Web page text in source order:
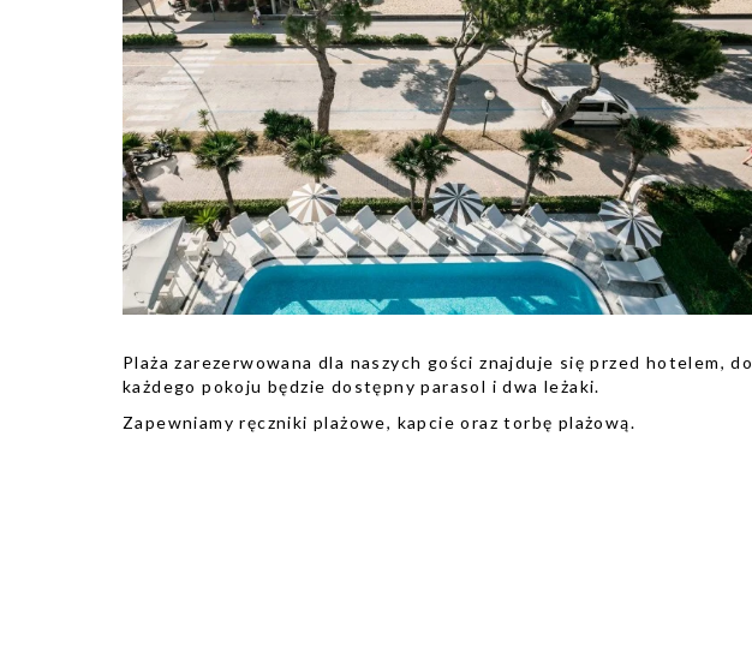
Plaża zarezerwowana dla naszych gości znajduje się przed hotelem, do
każdego pokoju będzie dostępny parasol i dwa leżaki.
Zapewniamy ręczniki plażowe, kapcie oraz torbę plażową.